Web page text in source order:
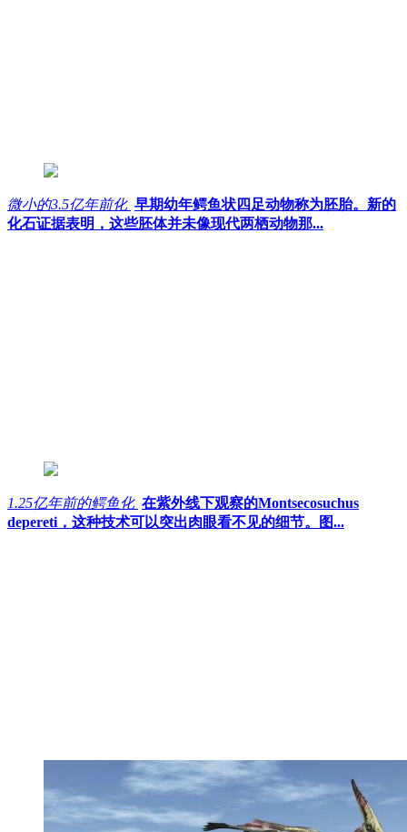
微小的3.5亿年前化 早期幼年鳄鱼状四足动物称为胚胎。新的
化石证据表明，这些胚体并未像现代两栖动物那...
1.25亿年前的鳄鱼化 在紫外线下观察的Montsecosuchus
depereti，这种技术可以突出肉眼看不见的细节。图...